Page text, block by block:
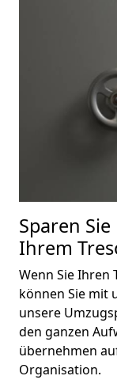
Sparen
Ihrem
Wenn Sie
können Sie mit
unsere
den ganzen
übernehmen
Organisation.